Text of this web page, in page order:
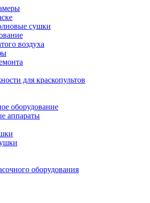
сушки
воздуха
для краскопультов
оборудование
аппараты
оборудования